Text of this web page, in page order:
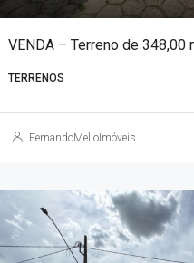
TERRENOS
FernandoMelloImóveis